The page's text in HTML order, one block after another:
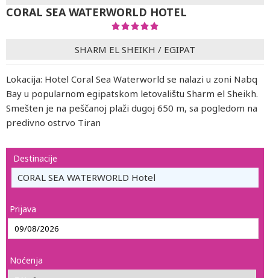
CORAL SEA WATERWORLD HOTEL
SHARM EL SHEIKH / EGIPAT
Lokacija: Hotel Coral Sea Waterworld se nalazi u zoni Nabq
Bay u popularnom egipatskom letovalištu Sharm el Sheikh.
Smešten je na peščanoj plaži dugoj 650 m, sa pogledom na
predivno ostrvo Tiran
Destinacije
CORAL SEA WATERWORLD Hotel
Prijava
Noćenja